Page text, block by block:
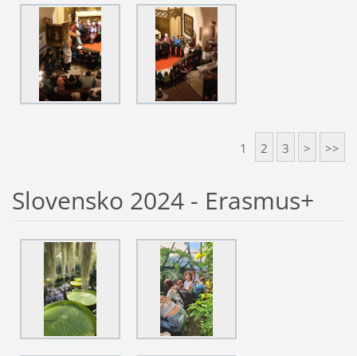
1 2 3 > >>
Slovensko 2024 - Erasmus+